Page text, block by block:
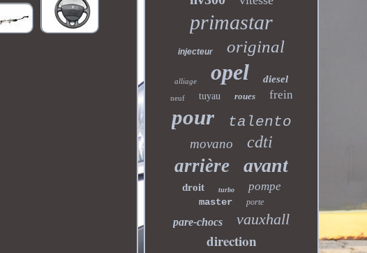
primastar
injecteur original
alliage opel diesel
neuf tuyau roues frein
pour talento
movano cdti
arrière avant
droit turbo pompe
master porte
pare-chocs vauxhall
direction